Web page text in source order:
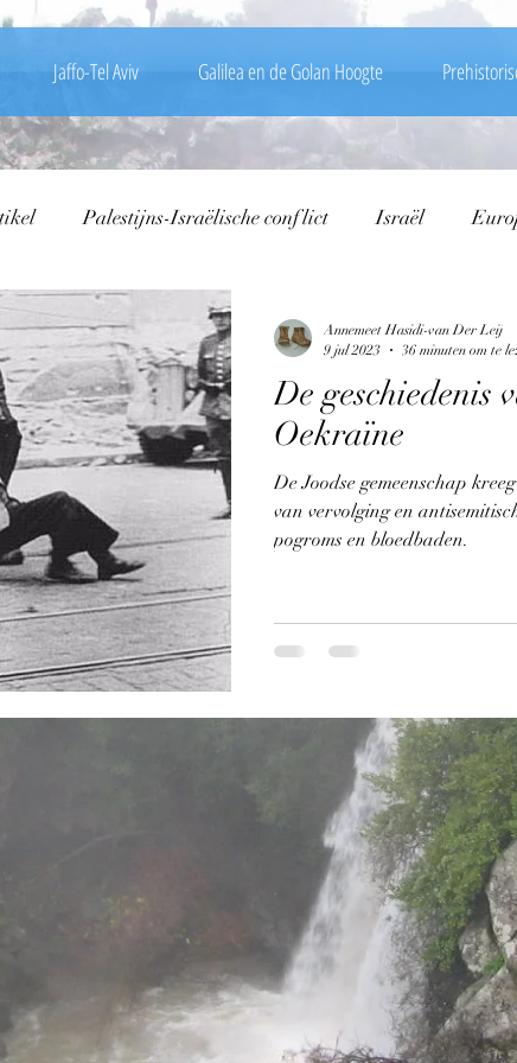
Jaffo-Tel Aviv Galilea en de Golan Hoogte
Palestijns-Israëlische conflict Israël
Jeruzalem Oorlogen van Israël
Onafhankelijksoorlog Natuur Palestijnse terreur
Yom Kippoer oorlog Video Joden
Europese Jodendom
Eid al-Fitr
De geschiedenis
Oekraïne
De Joodse gemeenschap
van vervolging en
pogroms en bloedbaden.
Annemeet Hasidi-van Der Leij
9 jul 2023
36 minuten om te